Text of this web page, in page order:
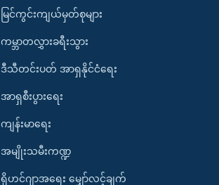
မြင်ကွင်းကျယ်မှတ်စုများ
ကမ္ဘာတလွှားခရီးသွား
ဒီသီတင်းပတ် အာရှနိုင်ငံရေး
အာရှစီးပွားရေး
ကျန်းမာရေး
အမျိုးသမီးကဏ္ဍ
ရိုဟင်ဂျာအရေး မျှော်လင့်ချက်